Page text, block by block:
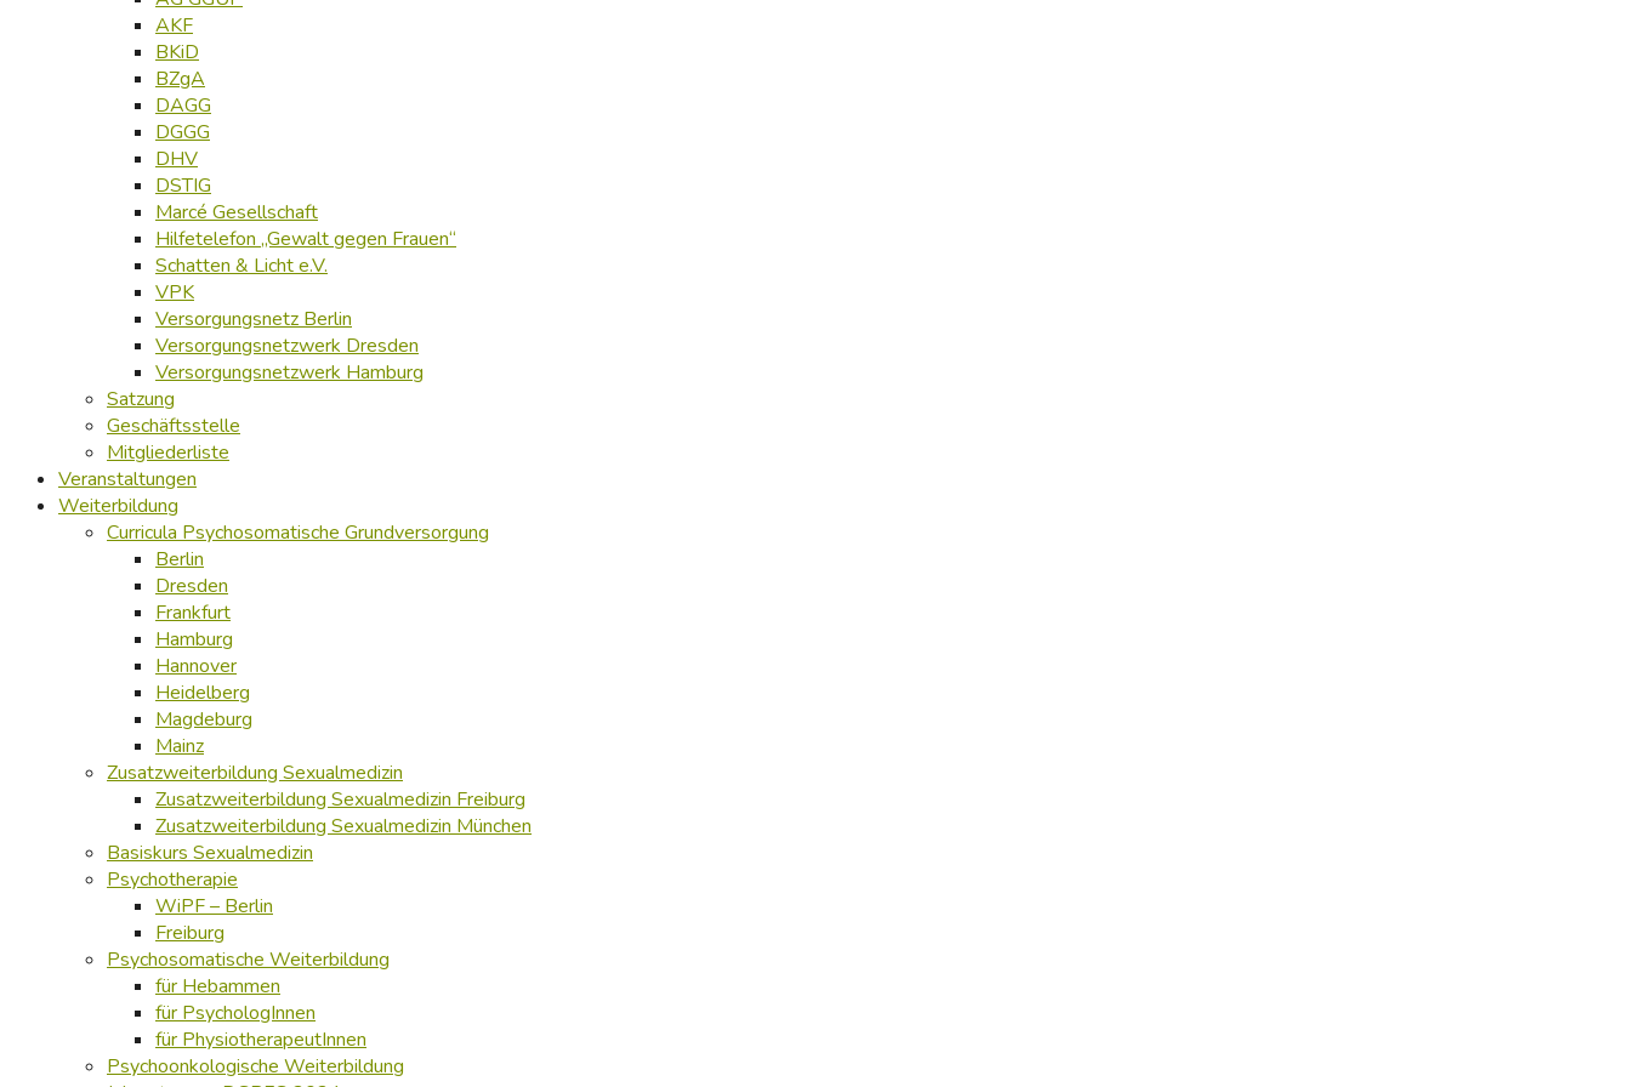
AKF
BKiD
BZgA
DAGG
DGGG
DHV
DSTIG
Marcé Gesellschaft
Hilfetelefon „Gewalt gegen Frauen“
Schatten & Licht e.V.
VPK
Versorgungsnetz Berlin
Versorgungsnetzwerk Dresden
Versorgungsnetzwerk Hamburg
Satzung
Geschäftsstelle
Mitgliederliste
Veranstaltungen
Weiterbildung
Curricula Psychosomatische Grundversorgung
Berlin
Dresden
Frankfurt
Hamburg
Hannover
Heidelberg
Magdeburg
Mainz
Zusatzweiterbildung Sexualmedizin
Zusatzweiterbildung Sexualmedizin Freiburg
Zusatzweiterbildung Sexualmedizin München
Basiskurs Sexualmedizin
Psychotherapie
WiPF – Berlin
Freiburg
Psychosomatische Weiterbildung
für Hebammen
für PsychologInnen
für PhysiotherapeutInnen
Psychoonkologische Weiterbildung